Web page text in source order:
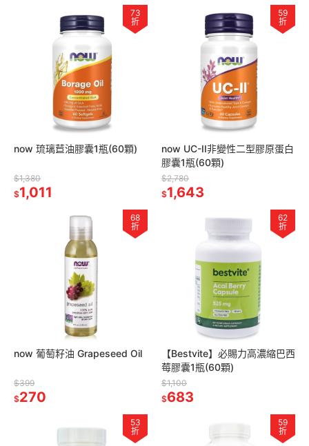
73
折
now 琉璃苣油膠囊1瓶(60顆)
$1,380
$1,011
59
折
now UC-II非變性二型膠原蛋白
膠囊1瓶(60顆)
$2,780
$1,643
68
折
now 葡萄籽油 Grapeseed Oil
$399
$270
62
折
【Bestvite】必賜力高濃縮巴西
莓膠囊1瓶(60顆)
$1,100
$683
53
折
59
折